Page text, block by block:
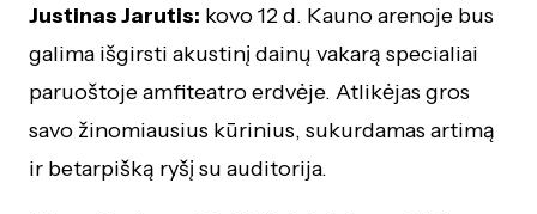
Justinas Jarutis: kovo 12 d. Kauno arenoje bus
galima išgirsti akustinį dainų vakarą specialiai
paruoštoje amfiteatro erdvėje. Atlikėjas gros
savo žinomiausius kūrinius, sukurdamas artimą
ir betarpišką ryšį su auditorija.